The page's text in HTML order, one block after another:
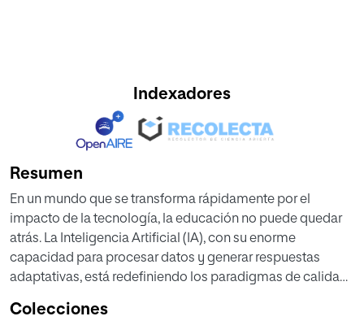
Indexadores
Resumen
En un mundo que se transforma rápidamente por el
impacto de la tecnología, la educación no puede quedar
atrás. La Inteligencia Artificial (IA), con su enorme
capacidad para procesar datos y generar respuestas
adaptativas, está redefiniendo los paradigmas de calidad
oportunidades sin precedentes. Este libro, "Desafíos y
Colecciones